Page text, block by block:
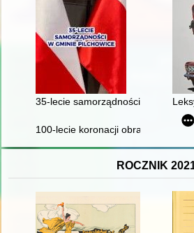
35-lecie samorządności w gminie
100-lecie koronacji obrazu Matki
ROCZNIK